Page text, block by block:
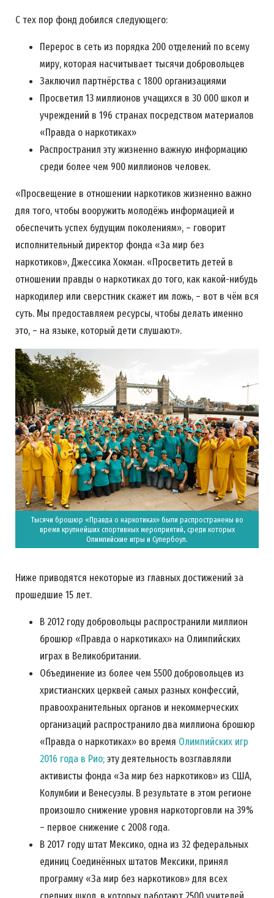
С тех пор фонд добился следующего:
Перерос в сеть из порядка 200 отделений по всему
миру, которая насчитывает тысячи добровольцев
Заключил партнёрства с 1800 организациями
Просветил 13 миллионов учащихся в 30 000 школ и
учреждений в 196 странах посредством материалов
«Правда о наркотиках»
Распространил эту жизненно важную информацию
среди более чем 900 миллионов человек.
«Просвещение в отношении наркотиков жизненно важно
для того, чтобы вооружить молодёжь информацией и
обеспечить успех будущим поколениям», – говорит
исполнительный директор фонда «За мир без
наркотиков», Джессика Хокман. «Просветить детей в
отношении правды о наркотиках до того, как какой-нибудь
наркодилер или сверстник скажет им ложь, – вот в чём вся
суть. Мы предоставляем ресурсы, чтобы делать именно
это, – на языке, который дети слушают».
Тысячи брошюр «Правда о наркотиках» были распространены во
время крупнейших спортивных мероприятий, среди которых
Олимпийские игры и Супербоул.
Ниже приводятся некоторые из главных достижений за
прошедшие 15 лет.
В 2012 году добровольцы распространили миллион
брошюр «Правда о наркотиках» на Олимпийских
играх в Великобритании.
Объединение из более чем 5500 добровольцев из
христианских церквей самых разных конфессий,
правоохранительных органов и некоммерческих
организаций распространило два миллиона брошюр
«Правда о наркотиках» во время Олимпийских игр
2016 года в Рио; эту деятельность возглавляли
активисты фонда «За мир без наркотиков» из США,
Колумбии и Венесуэлы. В результате в этом регионе
произошло снижение уровня наркоторговли на 39%
– первое снижение с 2008 года.
В 2017 году штат Мексико, одна из 32 федеральных
единиц Соединённых штатов Мексики, принял
программу «За мир без наркотиков» для всех